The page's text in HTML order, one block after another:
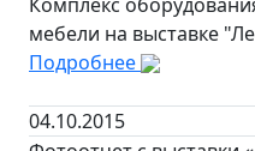
мебели на выставке
Подробнее
04.10.2015